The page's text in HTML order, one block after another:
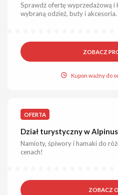
Sprawdź ofertę wyprzedażową i
wybraną odzież, buty i
ZOBACZ
Kupon ważny do
OFERTA
Dział turystyczny w
Namioty, śpiwory i hamaki do
cenach!
ZOBACZ